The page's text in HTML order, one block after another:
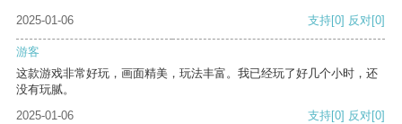
2025-01-06 支持[0] 反对[0]
游客
这款游戏非常好玩，画面精美，玩法丰富。我已经玩了好几个小时，还
没有玩腻。
2025-01-06
支持[0] 反对[0]